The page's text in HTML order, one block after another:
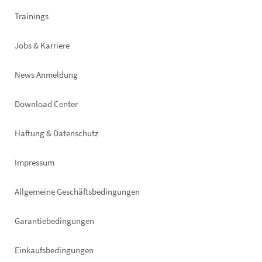
Trainings
Jobs & Karriere
News Anmeldung
Footer
Download Center
Haftung & Datenschutz
Impressum
Allgemeine Geschäftsbedingungen
Garantiebedingungen
Einkaufsbedingungen